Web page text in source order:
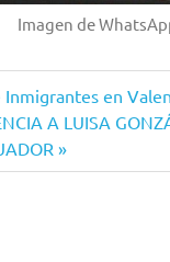
Imagen de
en
A LUISA